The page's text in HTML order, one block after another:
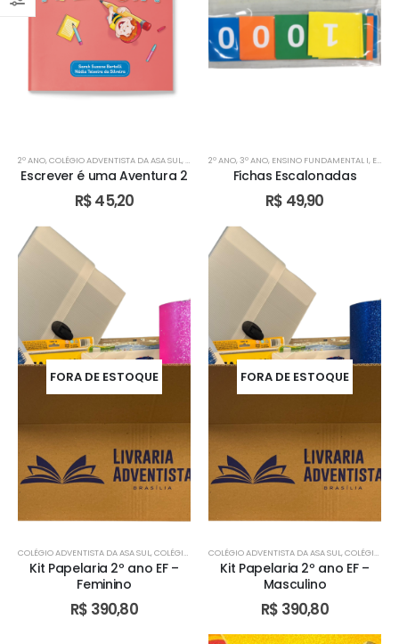
2º ANO,COLÉGIO ADVENTISTA DA ASA SUL,COLÉGIO ADVENTISTA DE ÁGUAS CLARAS,COLÉGIO
Escrever é uma Aventura 2
R$45,20
2º ANO,3º ANO, ENSINO FUNDAMENTAL I, ESCOLA ADVENTISTA DE VALPARAÍSO - GO
Fichas Escalonadas
R$ 49,90
FORA DE ESTOQUE
COLÉGIO ADVENTISTA DA ASA SUL,COLÉGIO ADVENTISTA DE ÁGUAS CLARAS ,COLÉGIO
Kit Papelaria 2º ano EF –
Feminino
R$ 390,80
FORA DE ESTOQUE
COLÉGIO ADVENTISTA DA ASA SUL,COLÉGIO ADVENTISTA DE ÁGUAS CLARAS
Kit Papelaria 2º ano EF –
Masculino
R$ 390,80